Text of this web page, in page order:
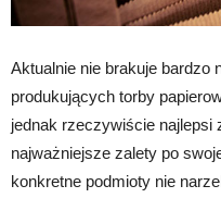
Aktualnie nie brakuje bardzo
produkujących torby
jednak rzeczywiście najlepsi
najważniejsze zalety po
konkretne podmioty nie